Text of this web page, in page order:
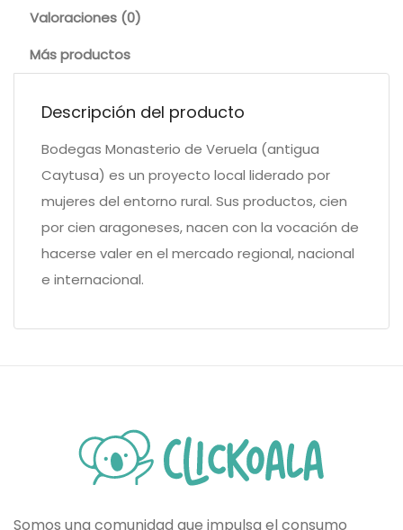
Valoraciones (0)
Más productos
Descripción del producto
Bodegas Monasterio de Veruela (antigua
Caytusa) es un proyecto local liderado por
mujeres del entorno rural. Sus productos, cien
por cien aragoneses, nacen con la vocación de
hacerse valer en el mercado regional, nacional
e internacional.
Somos una comunidad que impulsa el consumo